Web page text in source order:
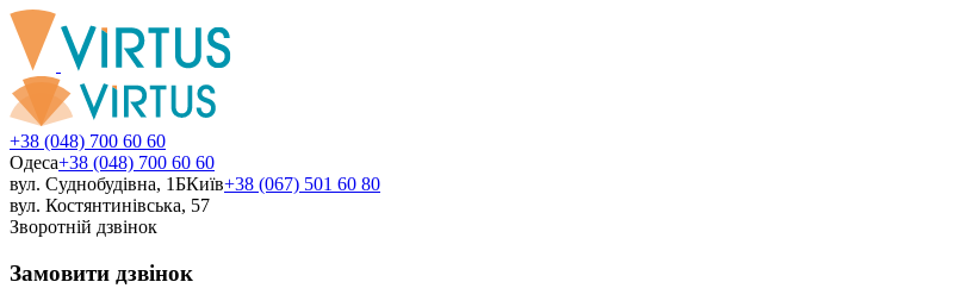
+38 (048) 700 60 60
Одеса+38 (048) 700 60 60
вул. Суднобудівна, 1БКиїв+38 (067) 501 60 80
вул. Костянтинівська, 57
Зворотній дзвінок
Замовити дзвінок